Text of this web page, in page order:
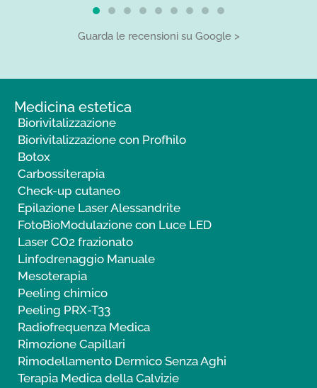
Guarda le recensioni su Google >
Medicina estetica
Biorivitalizzazione
Biorivitalizzazione con Profhilo
Botox
Carbossiterapia
Check-up cutaneo
Epilazione Laser Alessandrite
FotoBioModulazione con Luce LED
Laser CO2 frazionato
Linfodrenaggio Manuale
Mesoterapia
Peeling chimico
Peeling PRX-T33
Radiofrequenza Medica
Rimozione Capillari
Rimodellamento Dermico Senza Aghi
Terapia Medica della Calvizie